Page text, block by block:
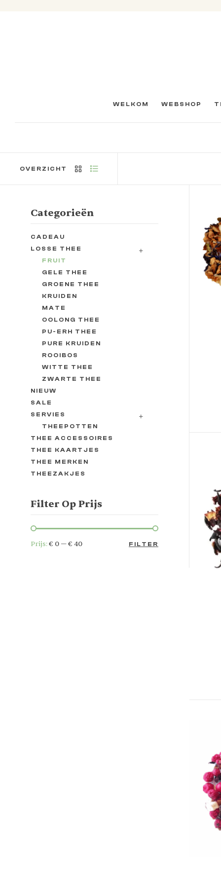
WELKOM WEBSHOP
OVERZICHT
Categorieën
CADEAU
LOSSE THEE
FRUIT
GELE THEE
GROENE THEE
KRUIDEN
MATE
OOLONG THEE
PU-ERH THEE
PURE KRUIDEN
ROOIBOS
WITTE THEE
ZWARTE THEE
NIEUW
SALE
SERVIES
THEEPOTTEN
THEE ACCESSOIRES
THEE KAARTJES
THEE MERKEN
THEEZAKJES
Filter Op Prijs
FILTER
Prijs:€ 0—€ 40